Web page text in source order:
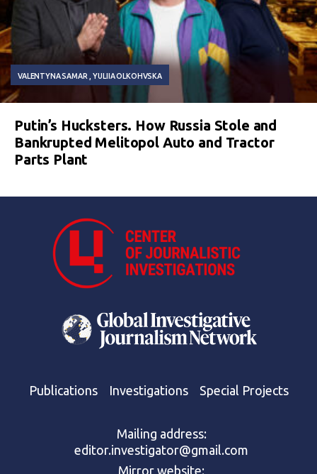
VALENTYNA SAMAR YULIIA OLKOHVSKA
Putin’s Hucksters. How Russia Stole and
Bankrupted Melitopol Auto and Tractor
Parts Plant
Publications Investigations Special Projects
Mailing address:
editor.investigator@gmail.com
Mirror website: